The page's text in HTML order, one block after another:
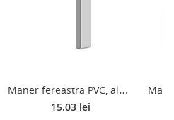
M
aner fereastra PVC, aluminiu, drept, argintiu
15.03 lei